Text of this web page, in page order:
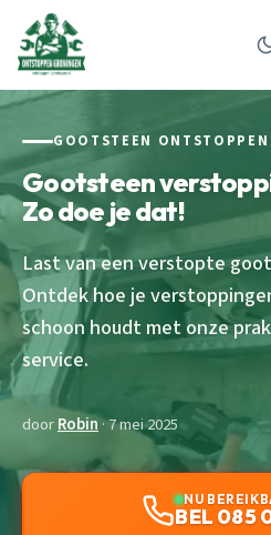
GOOTSTEEN
Gootsteen
Zo doe je dat!
Last van een verstopte
Ontdek hoe je
schoon houdt met onze
service.
doorRobin· 7 mei 2025
NU
BEL 085